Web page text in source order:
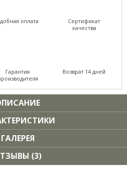
оплата
Сертификат
качества
Гарантия
Возврат 14 дней
ГАЛЕРЕЯ
(3)